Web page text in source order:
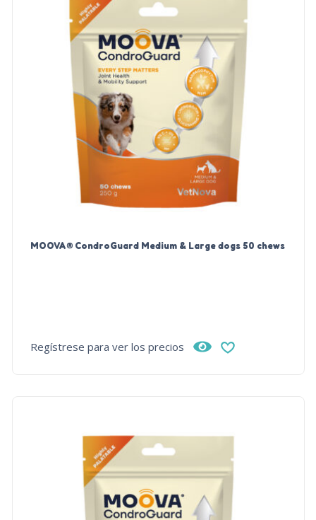
MOOVA® CondroGuard Medium & Large dogs 50 chews
Regístrese para ver los precios